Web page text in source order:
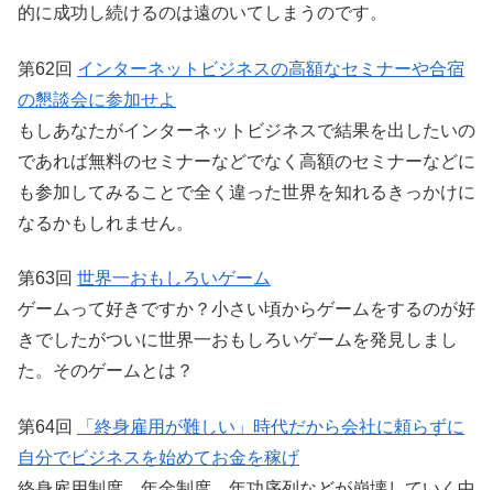
的に成功し続けるのは遠のいてしまうのです。
第62回 インターネットビジネスの高額なセミナーや合宿
の懇談会に参加せよ
もしあなたがインターネットビジネスで結果を出したいの
であれば無料のセミナーなどでなく高額のセミナーなどに
も参加してみることで全く違った世界を知れるきっかけに
なるかもしれません。
第63回 世界一おもしろいゲーム
ゲームって好きですか？小さい頃からゲームをするのが好
きでしたがついに世界一おもしろいゲームを発見しまし
た。そのゲームとは？
第64回
「終身雇用が難しい」時代だから会社に頼らずに
自分でビジネスを始めてお金を稼げ